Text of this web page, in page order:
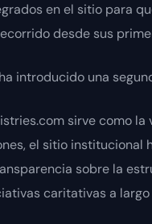
en el sitio para
desde sus
introducido una
sirve como
el sitio
sobre la
caritativas a largo